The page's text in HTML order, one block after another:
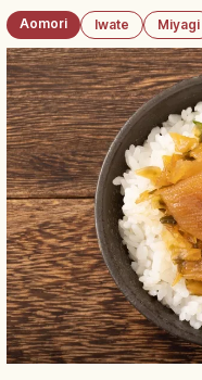
Aomori Iwate Miyagi